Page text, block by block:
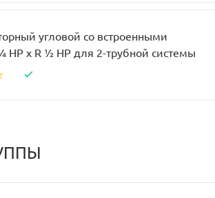
угловой со встроенными
НР x R ½ НР для 2-трубной системы